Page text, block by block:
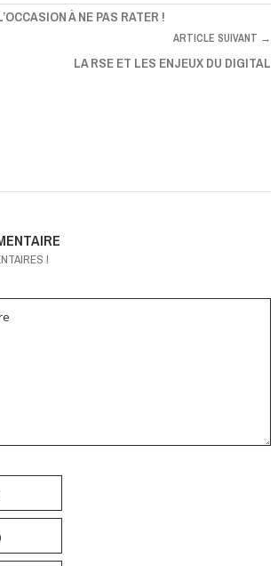
À NE PAS RATER !
ARTICLE SUIVANT →
LA RSE ET LES ENJEUX DU DIGITAL
!